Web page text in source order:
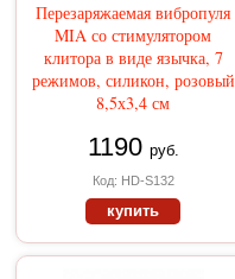
Перезаряжаемая вибропуля
MIA со стимулятором
клитора в виде язычка, 7
режимов, силикон, розовый
8,5х3,4 см
1190 руб.
Код: HD-S132
купить